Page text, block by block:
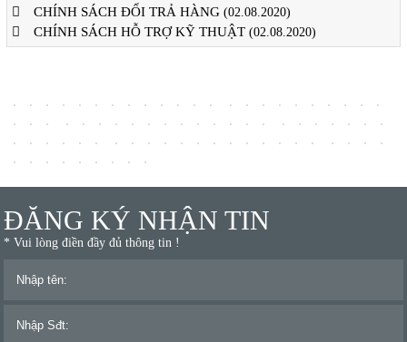
CHÍNH SÁCH ĐỔI TRẢ HÀNG(02.08.2020)
CHÍNH SÁCH HỖ TRỢ KỸ THUẬT(02.08.2020)
ĐĂNG KÝ NHẬN TIN
* Vui lòng điền đầy đủ thông tin !